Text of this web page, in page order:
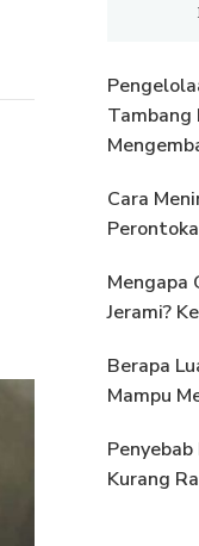
Tambang
Cara
Mengapa
Jerami?
Berapa
Mampu
Kurang